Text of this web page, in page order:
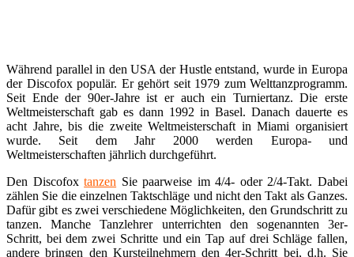
Während parallel in den USA der Hustle entstand, wurde in Europa
der Discofox populär. Er gehört seit 1979 zum Welttanzprogramm.
Seit Ende der 90er-Jahre ist er auch ein Turniertanz. Die erste
Weltmeisterschaft gab es dann 1992 in Basel. Danach dauerte es
acht Jahre, bis die zweite Weltmeisterschaft in Miami organisiert
wurde. Seit dem Jahr 2000 werden Europa- und
Weltmeisterschaften jährlich durchgeführt.
Den Discofoxtanzen Sie paarweise im 4/4- oder 2/4-Takt. Dabei
zählen Sie die einzelnen Taktschläge und nicht den Takt als Ganzes.
Dafür gibt es zwei verschiedene Möglichkeiten, den Grundschritt zu
tanzen. Manche Tanzlehrer unterrichten den sogenannten 3er-
Schritt, bei dem zwei Schritte und ein Tap auf drei Schläge fallen,
andere bringen den Kursteilnehmern den 4er-Schritt bei, d.h. Sie